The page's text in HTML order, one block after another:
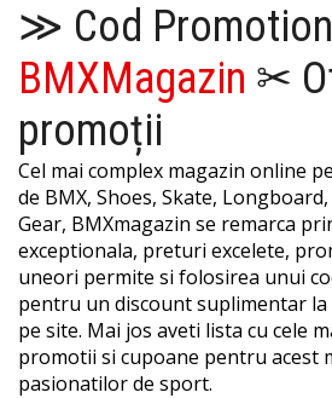
≫ Cod
BMXMagazin ✂
promoții
Cel mai complex magazin online
de BMX, Shoes, Skate,
Gear, BMXmagazin se remarca
exceptionala, preturi excelete,
uneori permite si folosirea unui
pentru un discount suplimentar
pe site. Mai jos aveti lista cu cele
promotii si cupoane pentru acest
pasionatilor de sport.